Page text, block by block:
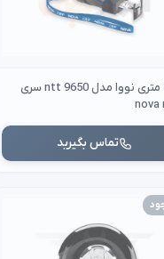
متر 3 متری نووا مدل ntt 9650 سری
nova
تماس بگیرید